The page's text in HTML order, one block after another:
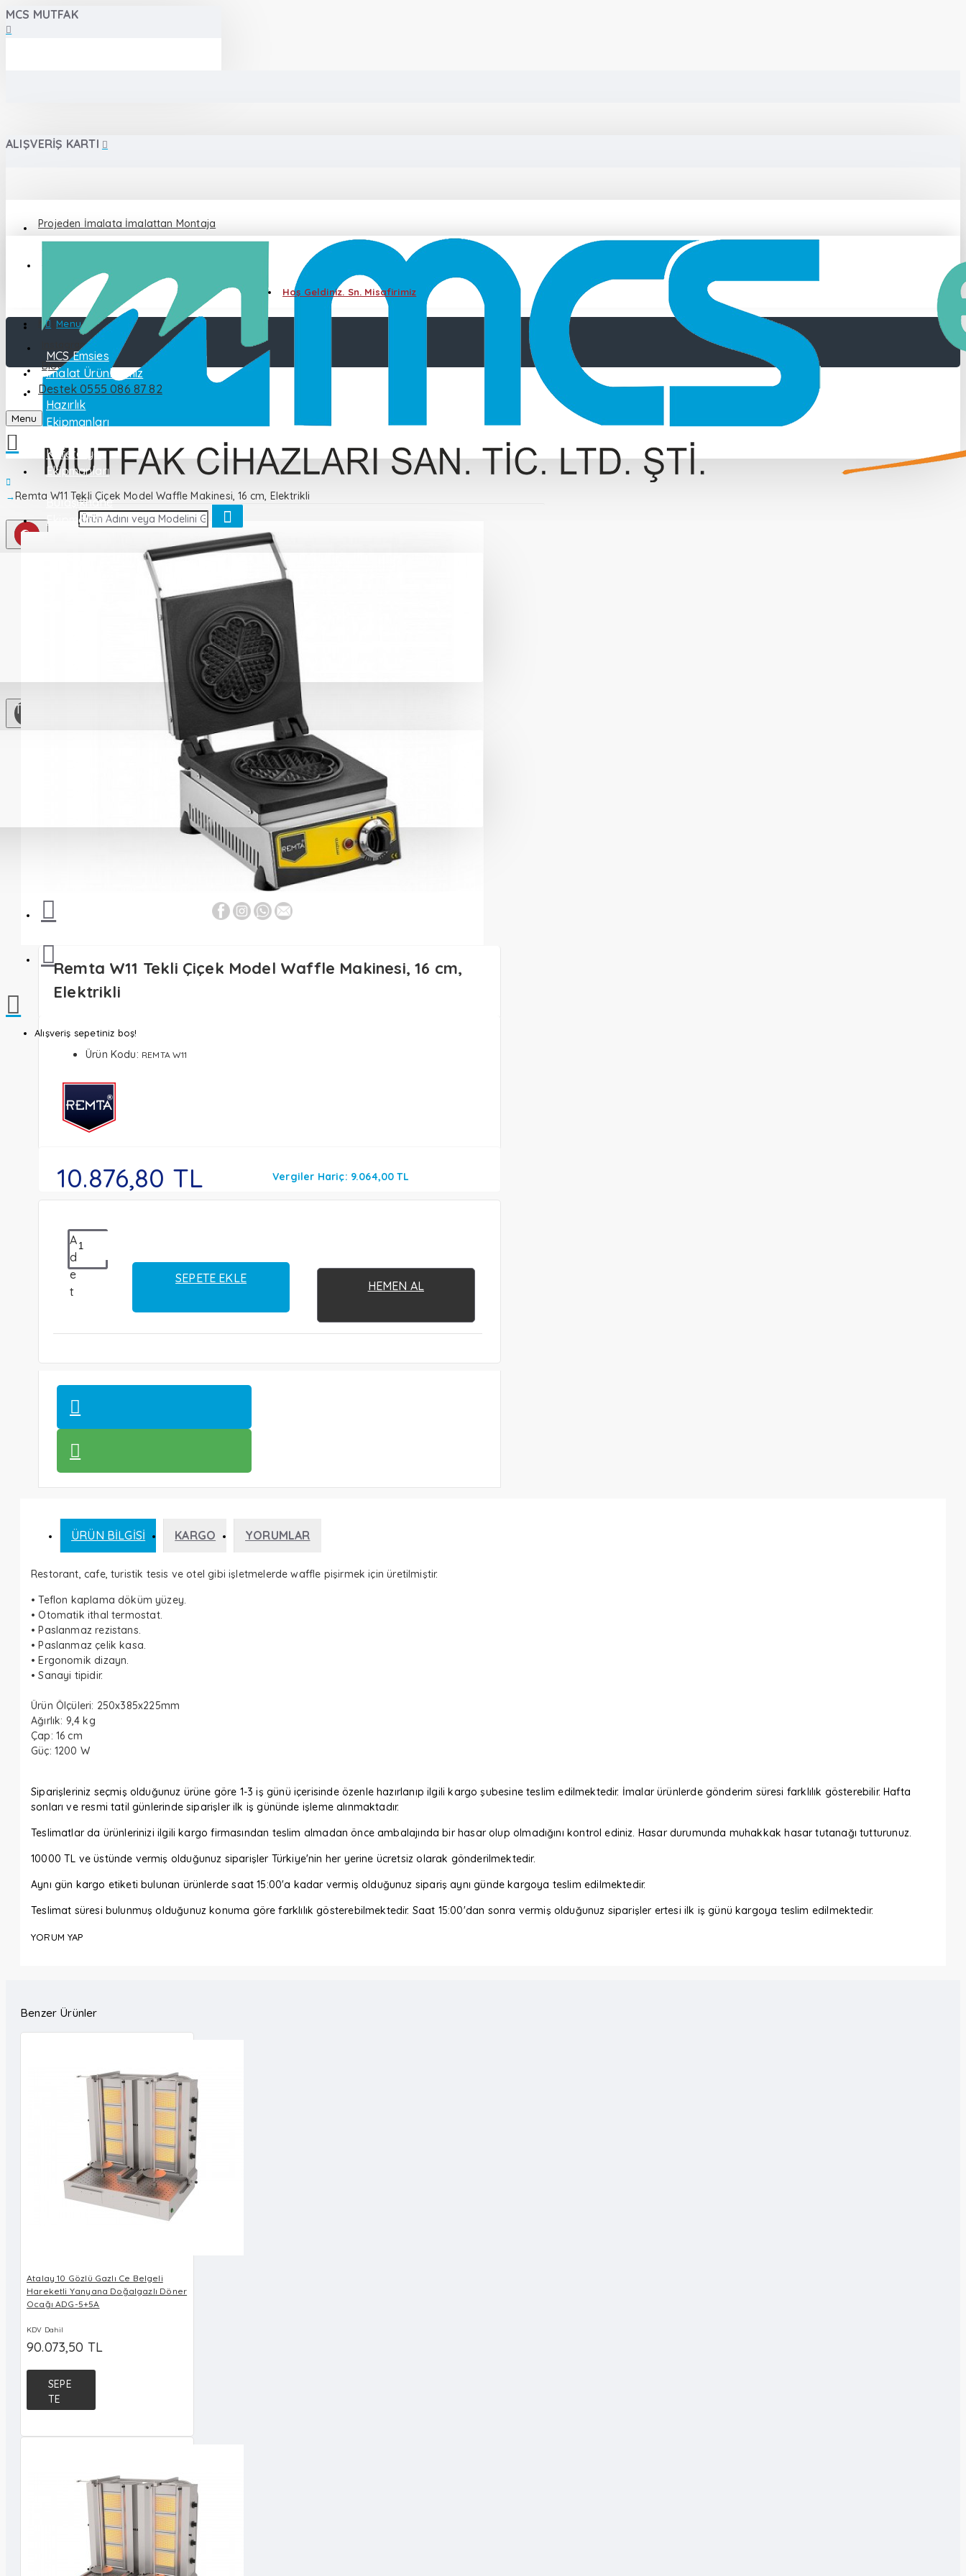
MCS MUTFAK
ALIŞVERIŞ KARTI
Projeden İmalata İmalattan Montaja
Hoş Geldiniz. Sn. Misafirimiz
Katalog
Instagram
Blog
İletişim
TL
Alışveriş sepetiniz boş!
Menu
MCS Emsies
İmalat Ürünlerimiz
Hazırlık
Ekipmanları
Kafeterya
Ekipmanları
Bulaşıkhane
Ekipmanları
Destek 0555 086 87 82
Menu
Remta W11 Tekli Çiçek Model Waffle Makinesi, 16 cm, Elektrikli
Remta W11 Tekli Çiçek Model Waffle Makinesi, 16 cm,
Elektrikli
Ürün Kodu: REMTA W11
10.876,80 TL Vergiler Hariç: 9.064,00 TL
A
d
e
t
SEPETE EKLE
HEMEN AL
ÜRÜN BILGISI KARGO YORUMLAR
Restorant, cafe, turistik tesis ve otel gibi işletmelerde waffle pişirmek için üretilmiştir.
• Teflon kaplama döküm yüzey.
•Otomatik ithal termostat.
•Paslanmaz rezistans.
•Paslanmaz çelik kasa.
•Ergonomik dizayn.
•Sanayi tipidir.
Ürün Ölçüleri: 250x385x225mm
Ağırlık: 9,4 kg
Çap: 16 cm
Güç: 1200 W
Siparişleriniz seçmiş olduğunuz ürüne göre 1-3 iş günü içerisinde özenle hazırlanıp ilgili kargo şubesine teslim edilmektedir. İmalar ürünlerde gönderim süresi farklılık gösterebilir. Hafta
sonları ve resmi tatil günlerinde siparişler ilk iş gününde işleme alınmaktadır.
Teslimatlar da ürünlerinizi ilgili kargo firmasından teslim almadan önce ambalajında bir hasar olup olmadığını kontrol ediniz. Hasar durumunda muhakkak hasar tutanağı tutturunuz.
10000 TL ve üstünde vermiş olduğunuz siparişler Türkiye'nin her yerine ücretsiz olarak gönderilmektedir.
Aynı gün kargo etiketi bulunan ürünlerde saat 15:00'a kadar vermiş olduğunuz sipariş aynı günde kargoya teslim edilmektedir.
Teslimat süresi bulunmuş olduğunuz konuma göre farklılık gösterebilmektedir. Saat 15:00'dan sonra vermiş olduğunuz siparişler ertesi ilk iş günü kargoya teslim edilmektedir.
YORUM YAP
Benzer Ürünler
Atalay 10 Gözlü Gazlı Ce Belgeli
Hareketli Yanyana Doğalgazlı Döner
Ocağı ADG-5+5A
KDV Dahil
90.073,50 TL
SEPE
TE